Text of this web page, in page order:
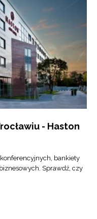
- Haston
bankiety
Sprawdź, czy